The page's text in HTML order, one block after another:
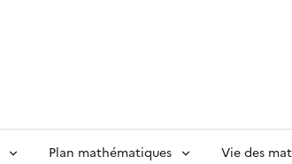
Plan mathématiques Vie des